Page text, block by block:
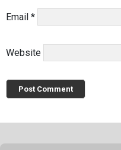
Email *
Website